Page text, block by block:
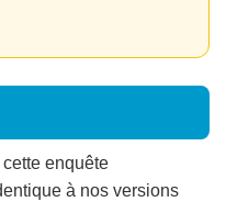
enquête
à nos versions